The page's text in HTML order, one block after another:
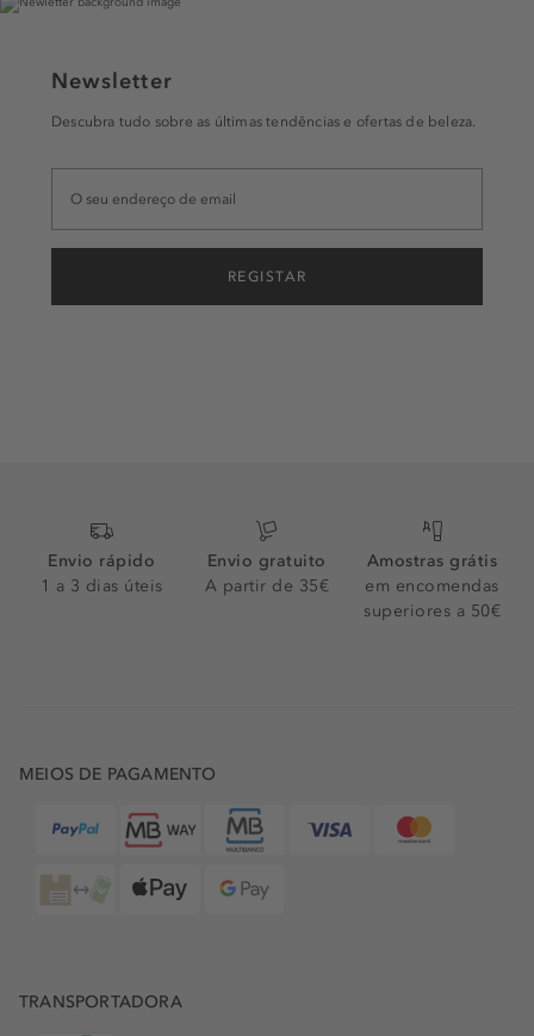
Newsletter
Descubra tudo sobre as últimas tendências e ofertas de beleza.
REGISTAR
Envio rápido
1 a 3 dias úteis
Envio gratuito
A partir de 35€
Amostras grátis
em encomendas
superiores a 50€
MEIOS DE PAGAMENTO
TRANSPORTADORA